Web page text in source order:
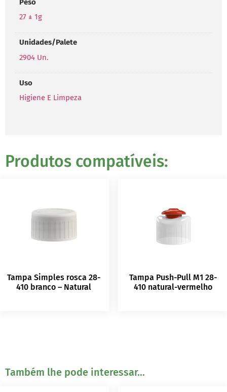
Peso
27 ± 1g
Unidades/Palete
2904 Un.
Uso
Higiene E Limpeza
Produtos compatíveis:
Tampa Simples rosca 28-
410 branco – Natural
Tampa Push-Pull M1 28-
410 natural-vermelho
Também lhe pode interessar...